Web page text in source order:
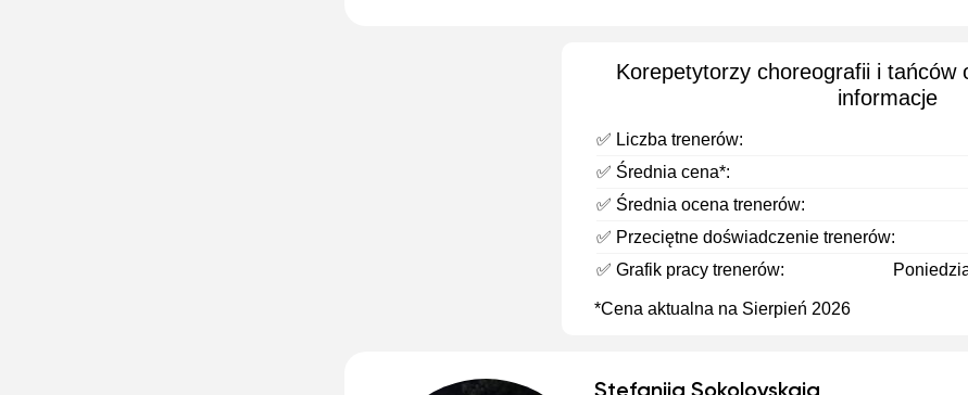
Korepetytorzy choreografii i tańców
informacje
✅ Liczba trenerów:
✅ Średnia cena*:
✅ Średnia ocena trenerów:
✅ Przeciętne doświadczenie trenerów:
✅ Grafik pracy trenerów:
*Cena aktualna na Sierpień 2026